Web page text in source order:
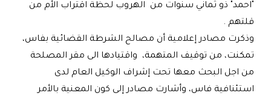
"احمد" ذو ثماني سنوات من الهروب لحظة اقتراب الأم من
قلتهم .
وذكرت مصادر إعلامية أن مصالح الشرطة القضائية بفاس،
تمكنت، من توقيف المتهمة، واقتيادها الى مقر المصلحة
من اجل البحث معها تحت إشراف الوكيل العام لدى
استئنافية فاس، وأشارت مصادر إلى كون المعنية بالأمر